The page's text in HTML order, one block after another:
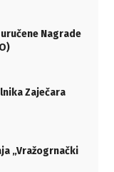
Nagrade
Zaječara
„Vražogrnački